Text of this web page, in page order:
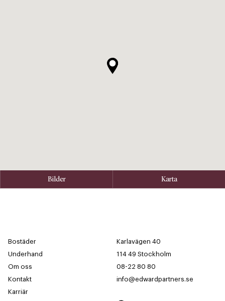
Bilder Karta
Bostäder
Underhand
Om oss
Kontakt
Karriär
Karlavägen 40
114 49 Stockholm
08-22 80 80
info@edwardpartners.se